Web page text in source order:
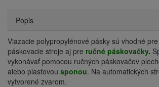
Popis
Viazacie polypropylénové pásky sú vhodné
páskovacie stroje aj pre ručné páskovačky.
vykonávať pomocou ručných páskovačov
alebo plastovou sponou. Na automatických
vytvorené zvarom.